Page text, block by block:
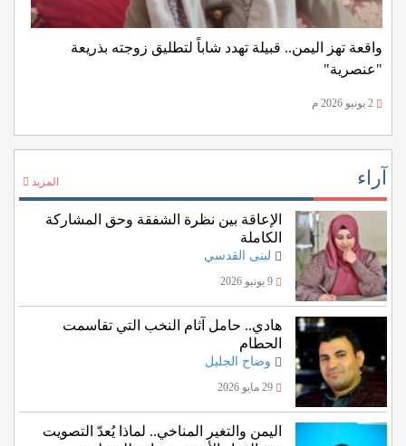
واقعة تهز اليمن.. قبيلة تهدد شاباً لتطليق زوجته بذريعة
"عنصرية"
آراء المزيد
الإعاقة بين نظرة الشفقة وحق المشاركة
الكاملة
لبنى القدسي
9 يونيو 2026
هادي.. حامل آثام النخب التي تقاسمت
الحطام
وضاح الجليل
29 مايو 2026
اليمن والتغير المناخي.. لماذا يُعدّ التصويت